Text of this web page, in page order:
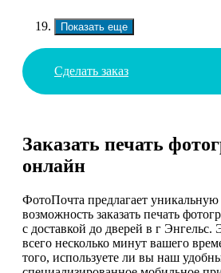
Показать еще
Сделать заказ
Заказать печать
онлайн
ФотоПочта предлагает уникальную
возможность заказать печать
с доставкой до дверей в г Энгельс.
всего несколько минут вашего
того, используете ли вы наш